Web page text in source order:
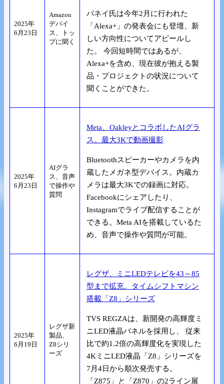
2025年
6月23日
Amazon
デバイ
ス、トッ
プに聞く
パネイ氏は今年2月に行われた
「Alexa+」の発表会にも登壇、新
しい方向性についてアピールし
た。 今回短時間ではあるが、
Alexa+を含め、現在彼が抱える製
品・プロジェクトの状況について
聞くことができた。
2025年
6月23日
AIグラ
ス、音声
で操作や
質問
Meta、OakleyとコラボしたAIグラ
ス。最大3Kで動画撮影
Bluetoothスピーカーやカメラを内
蔵したメガネ型デバイス。内蔵カ
メラは最大3Kでの録画に対応。
Facebookにシェアしたり、
Instagramでライブ配信することが
できる。Meta AIを搭載しているた
め、音声で操作や質問が可能。
2025年
6月19日
レグザ新
製品、
Z8シリ
ーズ
レグザ、ミニLEDテレビを43～85
型まで拡充。タイムシフトマシン
搭載「Z8」シリーズ
TVS REGZAは、新開発の高輝度ミ
ニLED液晶パネルを採用し、 従来
比で約1.2倍の高輝度化を実現した
4KミニLED液晶「Z8」シリーズを
7月4日から順次発売する。
「Z875」と「Z870」の2ライン展